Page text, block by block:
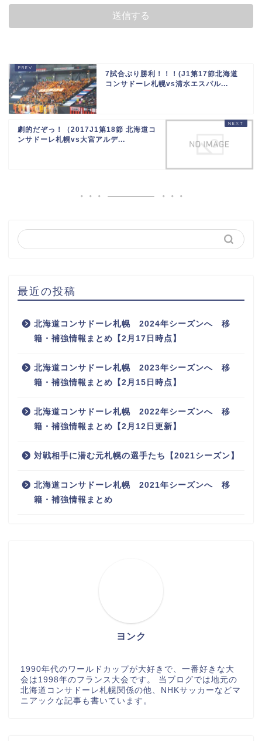
7試合ぶり勝利！！！(J1第17節北海道
コンサドーレ札幌vs清水エスパル...
劇的だぞっ！（2017J1第18節 北海道コ
ンサドーレ札幌vs大宮アルデ...
最近の投稿
北海道コンサドーレ札幌 2024年シーズンへ 移
籍・補強情報まとめ【2月17日時点】
北海道コンサドーレ札幌 2023年シーズンへ 移
籍・補強情報まとめ【2月15日時点】
北海道コンサドーレ札幌 2022年シーズンへ 移
籍・補強情報まとめ【2月12日更新】
対戦相手に潜む元札幌の選手たち【2021シーズン】
北海道コンサドーレ札幌 2021年シーズンへ 移
籍・補強情報まとめ
ヨンク
1990年代のワールドカップが大好きで、一番好きな大
会は1998年のフランス大会です。 当ブログでは地元の
北海道コンサドーレ札幌関係の他、NHKサッカーなどマ
ニアックな記事も書いています。